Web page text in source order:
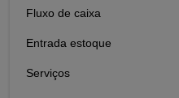
Fluxo de caixa
Entrada estoque
Serviços